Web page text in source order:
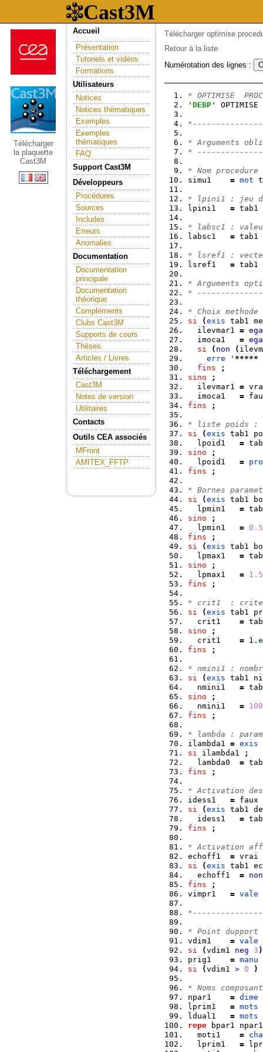
Télécharger
la plaquette
Cast3M
Accueil
Présentation
Tutoriels et vidéos
Formations
Utilisateurs
Notices
Notices thématiques
Exemples
Exemples
thématiques
FAQ
Support Cast3M
Développeurs
Procédures
Sources
Includes
Erreurs
Anomalies
Documentation
Documentation
principale
Documentation
théorique
Compléments
Clubs Cast3M
Supports de cours
Thèses
Articles / Livres
Téléchargement
Cast3M
Notes de version
Utilitaires
Contacts
Outils CEA associés
MFront
AMITEX_FFTP
Télécharger
Retour à la liste
Numérotation des lignes :
* OPTIMISE
' DEBP ' OPTIMISE
* Arguments
*
* Nom
simu1 = mot
* lpini1 : jeu
lpini1 =
* labsc1 :
labsc1 =
* lsref1 :
lsref1 =
* Arguments
*
* Choix
si
(exis tab1
  ilevmar1
= ega
  imoca1
= ega
si
( non (
erre ' *****
fins
;
sino
;
  ilevmar1
=
  imoca1
=
fins
;
* liste poids :
si
(exis tab1
  lpoid1
=
sino
;
  lpoid1
=
fins
;
* Bornes
si
(exis tab1
  lpmin1
=
sino
;
  lpmin1
= 0.5
fins
;
si
(exis tab1
  lpmax1
=
sino
;
  lpmax1
= 1.5
fins
;
* crit1  :
si
(exis tab1
  crit1
=
sino
;
  crit1
= 1. e
fins
;
* nmini1 :
si
(exis tab1
  nmini1
=
sino
;
  nmini1
= 100
fins
;
* lambda :
ilambda1 = exis
si ilambda1
;
  lambda0
=
fins
;
* Activation
idess1 = faux
si
(exis tab1
  idess1
=
fins
;
* Activation
echoff1 = vrai
si
(exis tab1
  echoff1
= non
fins
;
vimpr1 = vale
* Point dupport
vdim1 = vale
si
(vdim1 neg 3 )
prig1 = manu
si
(vdim1 > 0 )
* Noms
npar1 = dime
lprim1 = mots
ldual1 = mots
repe bpar1
  moti1
=
  lprim1
=